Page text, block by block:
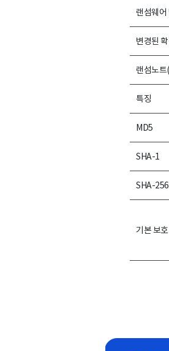
랜섬웨어
변경된
랜섬노
특징
MD5
SHA-1
SHA-256
기본 보